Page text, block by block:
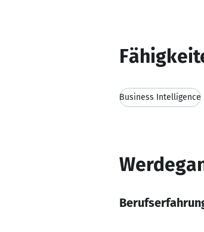
Business Intelligence